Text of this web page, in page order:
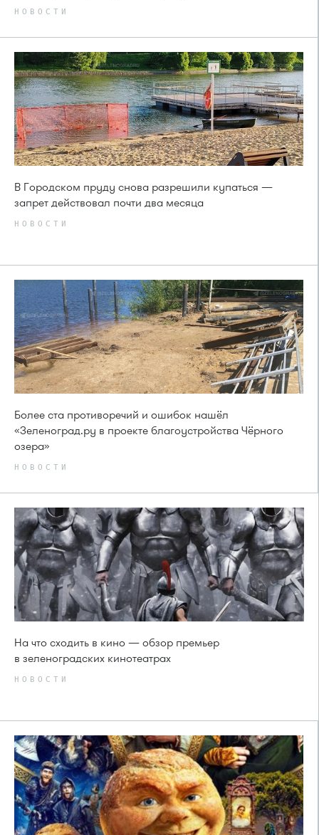
НОВОСТИ
В Городском пруду снова разрешили купаться —
запрет действовал почти два месяца
НОВОСТИ
Более ста противоречий и ошибок нашёл
«Зеленоград.ру в проекте благоустройства Чёрного
озера»
НОВОСТИ
На что сходить в кино — обзор премьер
в зеленоградских кинотеатрах
НОВОСТИ